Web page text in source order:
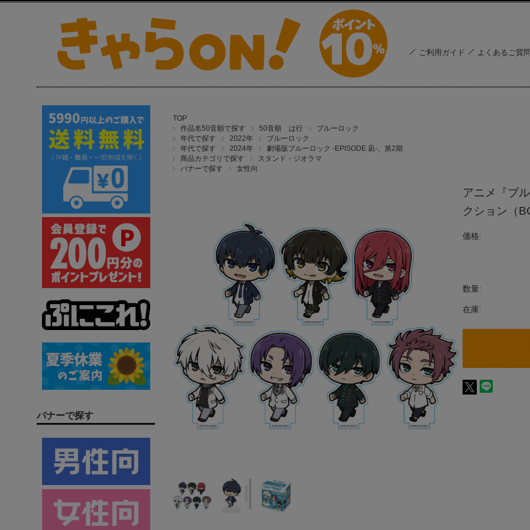
ご利用ガイド よくあるご質
TOP
作品名50音順で探す
50音順 は行
ブルーロック
年代で探す
2022年
ブルーロック
年代で探す
2024年
劇場版ブルーロック -EPISODE 凪-、第2期
商品カテゴリで探す
スタンド・ジオラマ
バナーで探す
女性向
アニメ『ブ
クション（
価格:
数量:
在庫:
バナーで探す